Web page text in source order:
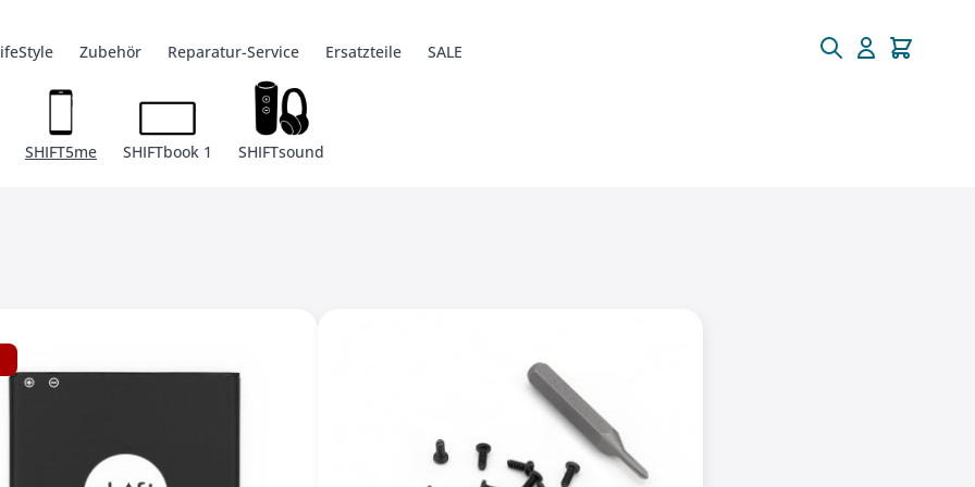
Hüllen Zubehör Ersatzteile
Hüllen Zubehör Ersatzteile
Pro
Zubehör
Kabel + Adapter Werkzeug iSaver
Reparatur-Service Ersatzteile
SHIFT5me SHIFTbook 1 SHIFTsound
SALE